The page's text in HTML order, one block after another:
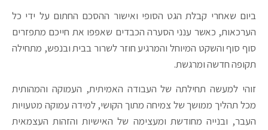
ביום שאחרי קבלת הגט הסופי ואישור ההסכם החתום על ידי כל
הערכאות, כאשר ענני הסערה הכבדים שאפפו את חייכם מתפזרים
סוף סוף והשקט המיוחל והמרגיע חוזר לשרור בבית ובנפש, מתחילה
תקופה חדשה ומרגשת.
זוהי למעשה תחילתה של העבודה האמיתית, העמוקה והמהותית
מכל תהליך ממושך של צמיחה מתוך הקושי, למידה עמוקה מטעויות
העבר, ובנייה מחודשת ומעצימה של האישיות והזהות העצמאית